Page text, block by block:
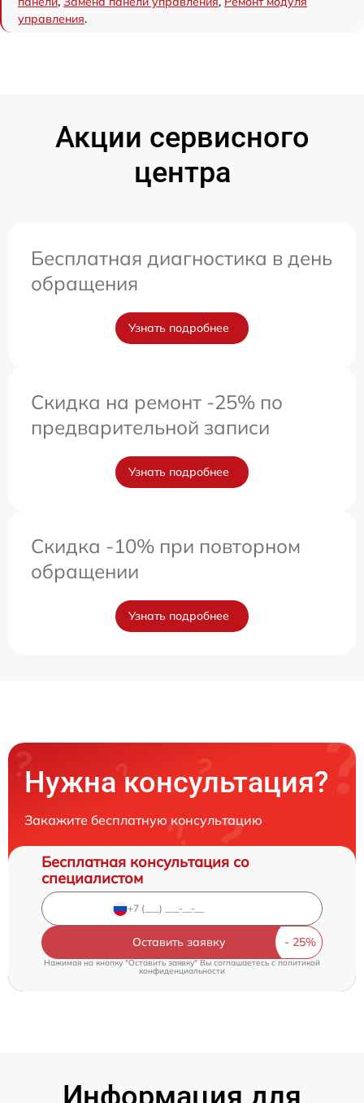
управления.
Акции сервисного
центра
Бесплатная диагностика в день
обращения
Узнать подробнее
Скидка на ремонт -25% по
предварительной записи
Узнать подробнее
Скидка -10% при повторном
обращении
Узнать подробнее
Нужна консультация?
Закажите бесплатную консультацию
Бесплатная консультация со
специалистом
Оставить заявку
Нажимая на кнопку "Оставить заявку" Вы соглашаетесь cполитикой
конфиденциальности